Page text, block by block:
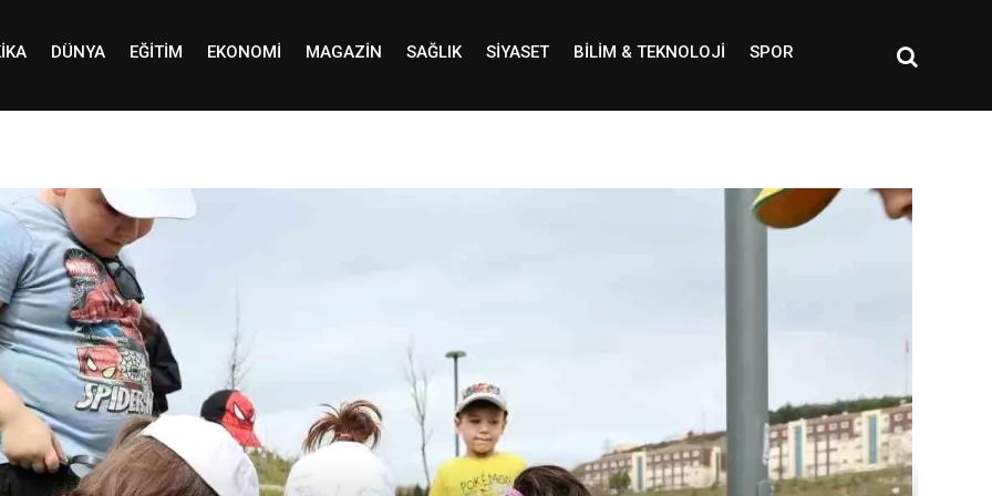
DÜNYA EĞITIM EKONOMI MAGAZIN SAĞLIK SIYASET BILIM & TEKNOLOJI SPOR